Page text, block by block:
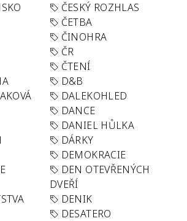
ČESKÝ ROZHLAS
ČETBA
ČINOHRA
ČR
ČTENÍ
D&B
DALEKOHLED
DANCE
DANIEL HŮLKA
DÁRKY
DEMOKRACIE
DEN OTEVŘENÝCH
DVEŘÍ
DENIK
DESATERO